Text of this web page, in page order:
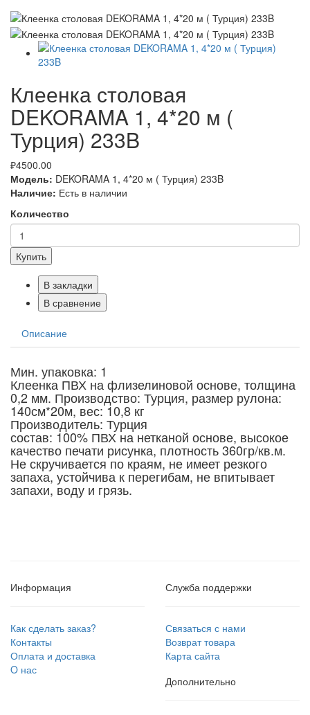
Клеенка столовая
DEKORAMA 1, 4*20 м (
Турция) 233B
₽4500.00
Модель: DEKORAMA 1, 4*20 м ( Турция) 233B
Наличие: Есть в наличии
Количество
Купить
В закладки
В сравнение
Описание
Мин. упаковка: 1
Клеенка ПВХ на флизелиновой основе, толщина
0,2 мм. Производство: Турция, размер рулона:
140см*20м, вес: 10,8 кг
Производитель: Турция
состав: 100% ПВХ на нетканой основе, высокое
качество печати рисунка, плотность 360гр/кв.м.
Не скручивается по краям, не имеет резкого
запаха, устойчива к перегибам, не впитывает
запахи, воду и грязь.
Информация
Как сделать заказ?
Контакты
Оплата и доставка
O нас
Служба поддержки
Связаться с нами
Возврат товара
Карта сайта
Дополнительно